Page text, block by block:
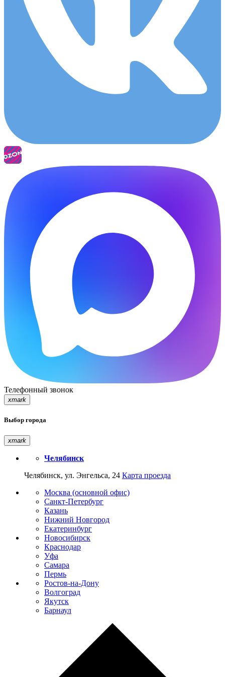
Телефонный звонок
xmark
Выбор города
xmark
Челябинск
Челябинск, ул. Энгельса, 24 Карта проезда
Москва (основной офис)
Санкт-Петербург
Казань
Нижний Новгород
Екатеринбург
Новосибирск
Краснодар
Уфа
Самара
Пермь
Ростов-на-Дону
Волгоград
Якутск
Барнаул